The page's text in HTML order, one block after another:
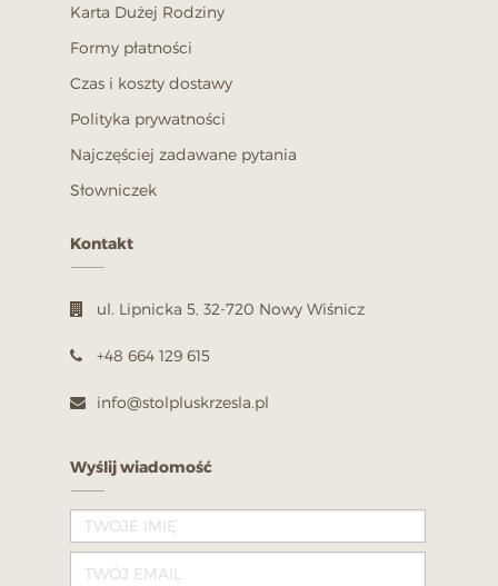
Karta Dużej Rodziny
Formy płatności
Czas i koszty dostawy
Polityka prywatności
Najczęściej zadawane pytania
Słowniczek
Kontakt
ul. Lipnicka 5, 32-720 Nowy Wiśnicz
+48 664 129 615
info@stolpluskrzesla.pl
Wyślij wiadomość